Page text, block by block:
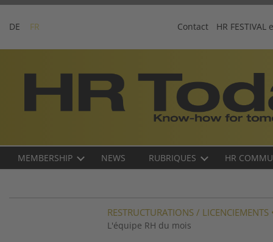
Skip
content
DE FR Contact HR FESTIVAL
Main
FR
MEMBERSHIP NEWS RUBRIQUES HR
RESTRUCTURATIONS / LICENCIEMENTS
L'équipe RH du mois